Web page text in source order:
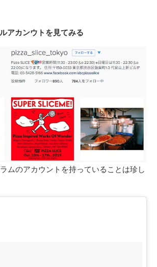
アカンウトを見てみる
ムのアカウントを持っていることは珍し